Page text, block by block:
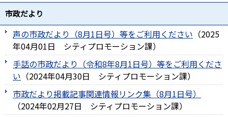
市政だより
声の市政だより（8月1日号）等をご利用ください （2025
年04月01日
シティプロモーション課）
手話の市政だより（令和8年8月1日号）等をご利用くださ
い （2024年04月30日 シティプロモーション課）
市政だより掲載記事関連情報リンク集（8月1日号）
（2024年02月27日 シティプロモーション課）